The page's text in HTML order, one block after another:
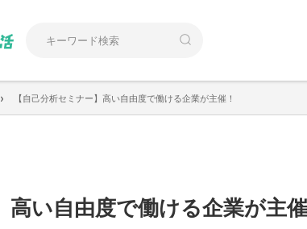
› 【自己分析セミナー】高い自由度で働ける企業が主催！
高い自由度で働ける企業が主催